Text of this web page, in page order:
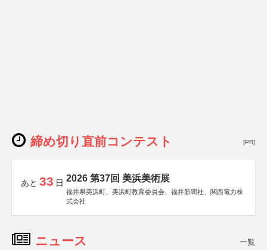
締め切り直前コンテスト [PR]
あと 33 日 2026 第37回 美浜美術展
福井県美浜町、美浜町教育委員会、福井新聞社、関西電力株
式会社
ニュース 一覧